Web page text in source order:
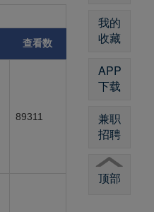
查看数
89311
我的
收藏
APP
下载
兼职
招聘
顶部